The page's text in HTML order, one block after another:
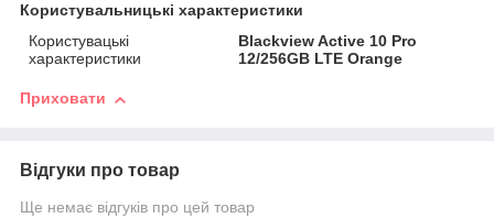
Користувальницькі характеристики
Користувацькі
характеристики
Blackview Active 10 Pro
12/256GB LTE Orange
Приховати
Відгуки про товар
Ще немає відгуків про цей товар